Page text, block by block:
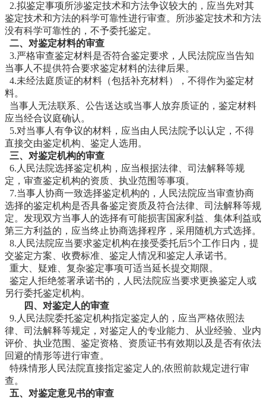
2.拟鉴定事项所涉鉴定技术和方法争议较大的，应当先对其
鉴定技术和方法的科学可靠性进行审查。所涉鉴定技术和方法
没有科学可靠性的，不予委托鉴定。
二、对鉴定材料的审查
3.严格审查鉴定材料是否符合鉴定要求，人民法院应当告知
当事人不提供符合要求鉴定材料的法律后果。
4.未经法庭质证的材料（包括补充材料），不得作为鉴定材
料。
当事人无法联系、公告送达或当事人放弃质证的，鉴定材料
应当经合议庭确认。
5.对当事人有争议的材料，应当由人民法院予以认定，不得
直接交由鉴定机构、鉴定人选用。
三、对鉴定机构的审查
6.人民法院选择鉴定机构，应当根据法律、司法解释等规
定，审查鉴定机构的资质、执业范围等事项。
7.当事人协商一致选择鉴定机构的，人民法院应当审查协商
选择的鉴定机构是否具备鉴定资质及符合法律、司法解释等规
定。发现双方当事人的选择有可能损害国家利益、集体利益或
第三方利益的，应当终止协商选择程序，采用随机方式选择。
8.人民法院应当要求鉴定机构在接受委托后5个工作日内，提
交鉴定方案、收费标准、鉴定人情况和鉴定人承诺书。
重大、疑难、复杂鉴定事项可适当延长提交期限。
鉴定人拒绝签署承诺书的，人民法院应当要求更换鉴定人或
另行委托鉴定机构。
四、对鉴定人的审查
9.人民法院委托鉴定机构指定鉴定人的，应当严格依照法
律、司法解释等规定，对鉴定人的专业能力、从业经验、业内
评价、执业范围、鉴定资格、资质证书有效期以及是否有依法
回避的情形等进行审查。
特殊情形人民法院直接指定鉴定人的,依照前款规定进行审
查。
五、对鉴定意见书的审查